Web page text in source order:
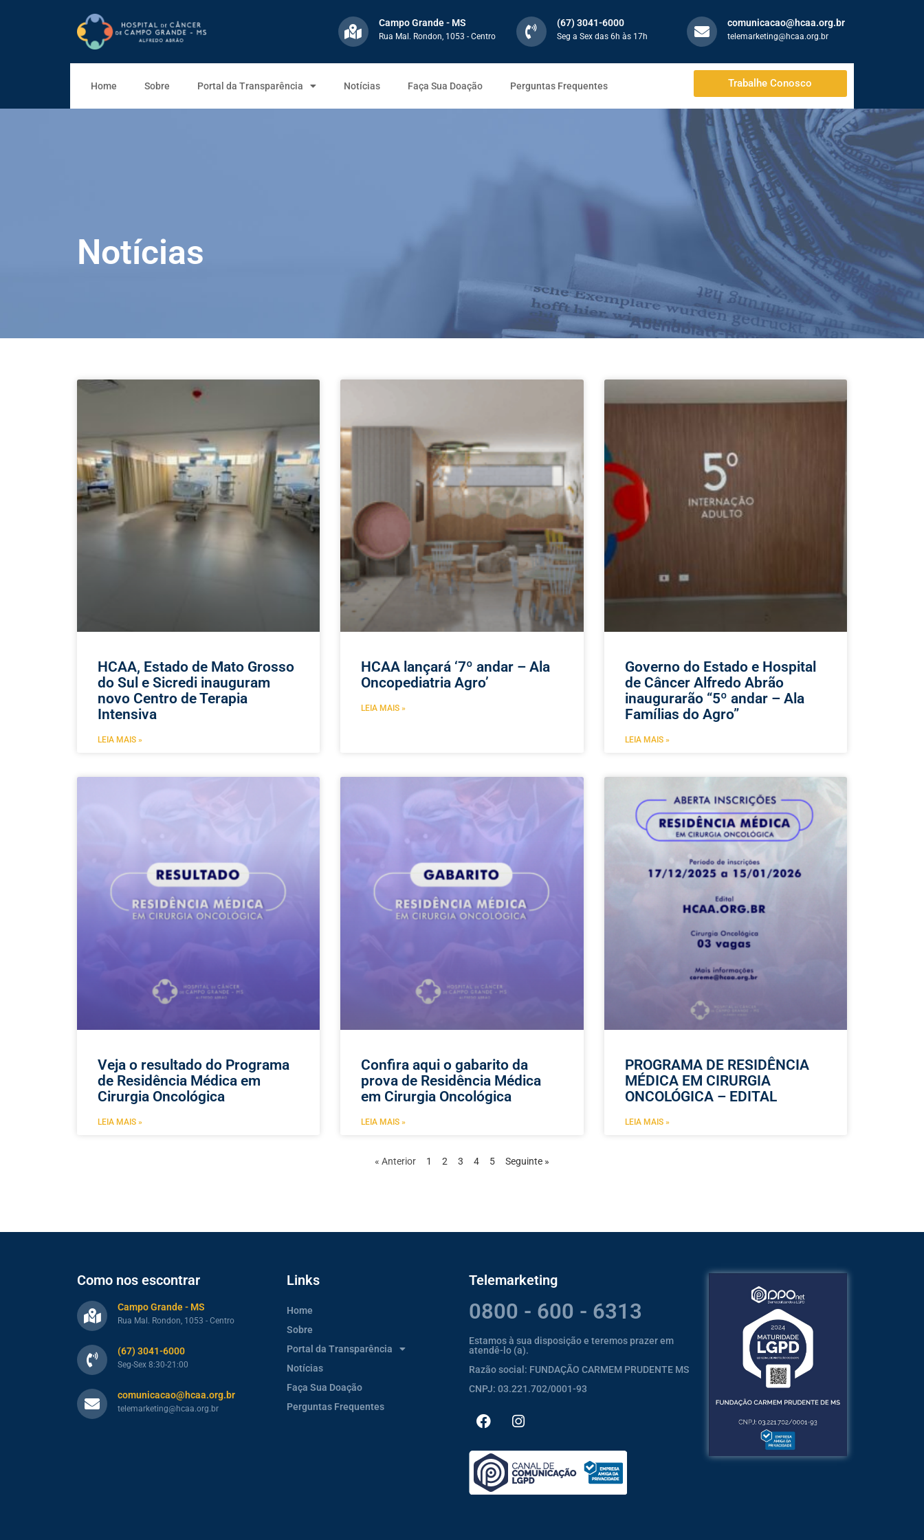
Campo Grande - MS
Rua Mal. Rondon, 1053 - Centro
(67) 3041-6000
Seg a Sex das 6h às 17h
comunicacao@hcaa.org.br
telemarketing@hcaa.org.br
Home Sobre Portal da Transparência Notícias Faça Sua Doação Perguntas Frequentes Trabalhe Conosco
Notícias
HCAA, Estado de Mato Grosso
do Sul e Sicredi inauguram
novo Centro de Terapia
Intensiva
LEIA MAIS »
HCAA lançará ‘7º andar – Ala
Oncopediatria Agro’
LEIA MAIS »
Governo do Estado e Hospital
de Câncer Alfredo Abrão
inaugurarão “5º andar – Ala
Famílias do Agro”
LEIA MAIS »
Veja o resultado do Programa
de Residência Médica em
Cirurgia Oncológica
LEIA MAIS »
Confira aqui o gabarito da
prova de Residência Médica
em Cirurgia Oncológica
LEIA MAIS »
PROGRAMA DE RESIDÊNCIA
MÉDICA EM CIRURGIA
ONCOLÓGICA – EDITAL
LEIA MAIS »
« Anterior 1 2 3 4 5 Seguinte »
Como nos escontrar
Campo Grande - MS
Rua Mal. Rondon, 1053 - Centro
(67) 3041-6000
Seg-Sex 8:30-21:00
comunicacao@hcaa.org.br
telemarketing@hcaa.org.br
Links
Home
Sobre
Portal da Transparência
Notícias
Faça Sua Doação
Perguntas Frequentes
Telemarketing
0800 - 600 - 6313
Estamos à sua disposição e teremos prazer em
atendê-lo (a).
Razão social: FUNDAÇÃO CARMEM PRUDENTE MS
CNPJ: 03.221.702/0001-93